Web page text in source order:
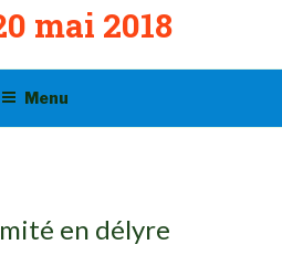
mai 2018
Menu
en délyre